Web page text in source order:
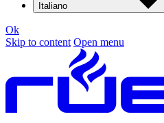
Italiano
Ok
Skip to content Open menu